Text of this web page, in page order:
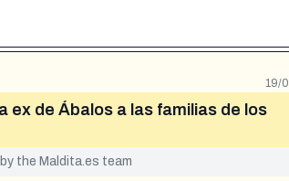
19/
ex de Ábalos a las familias de los
the Maldita.es team